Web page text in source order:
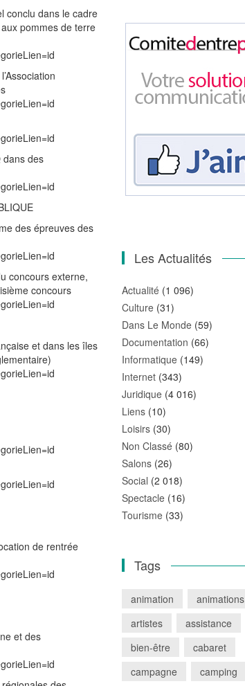
conclu dans le cadre
pommes de terre
dans des
des épreuves des
concours externe,
concours
et dans les îles
de rentrée
et des
Les Actualités
Actualité (1 096)
Culture (31)
Dans Le Monde (59)
Documentation (66)
Informatique (149)
Internet (343)
Juridique (4 016)
Liens (10)
Loisirs (30)
Non Classé (80)
Salons (26)
Social (2 018)
Spectacle (16)
Tourisme (33)
Tags
animation
animations
artistes
assistance
bien-être
cabaret
campagne
camping